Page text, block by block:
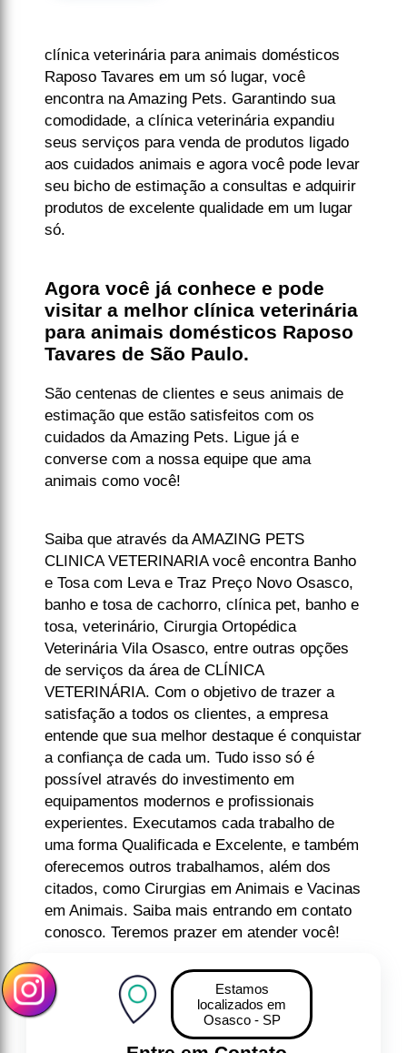
clínica veterinária para animais domésticos
Raposo Tavares em um só lugar, você
encontra na Amazing Pets. Garantindo sua
comodidade, a clínica veterinária expandiu
seus serviços para venda de produtos ligado
aos cuidados animais e agora você pode levar
seu bicho de estimação a consultas e adquirir
produtos de excelente qualidade em um lugar
só.
Agora você já conhece e pode
visitar a melhor clínica veterinária
para animais domésticos Raposo
Tavares de São Paulo.
São centenas de clientes e seus animais de
estimação que estão satisfeitos com os
cuidados da Amazing Pets. Ligue já e
converse com a nossa equipe que ama
animais como você!
Saiba que através da AMAZING PETS
CLINICA VETERINARIA você encontra Banho
e Tosa com Leva e Traz Preço Novo Osasco,
banho e tosa de cachorro, clínica pet, banho e
tosa, veterinário, Cirurgia Ortopédica
Veterinária Vila Osasco, entre outras opções
de serviços da área de CLÍNICA
VETERINÁRIA. Com o objetivo de trazer a
satisfação a todos os clientes, a empresa
entende que sua melhor destaque é conquistar
a confiança de cada um. Tudo isso só é
possível através do investimento em
equipamentos modernos e profissionais
experientes. Executamos cada trabalho de
uma forma Qualificada e Excelente, e também
oferecemos outros trabalhamos, além dos
citados, como Cirurgias em Animais e Vacinas
em Animais. Saiba mais entrando em contato
conosco. Teremos prazer em atender você!
Estamos
localizados em
Osasco - SP